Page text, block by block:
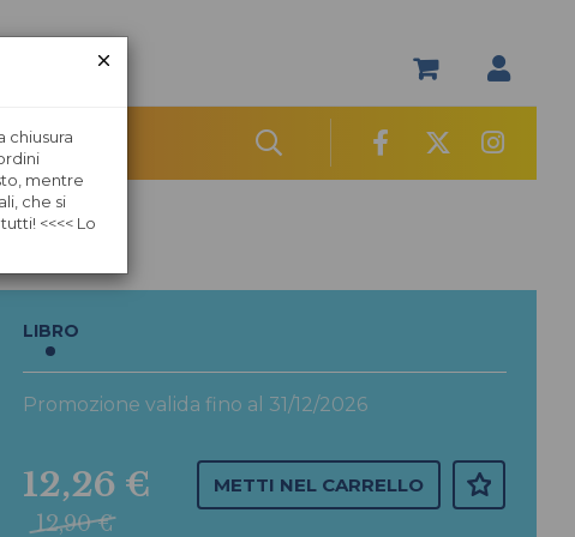
LIBRO
Promozione valida fino al 31/12/2026
12,90 €
12,26 € METTI NEL CARRELLO
chiusura
mentre
che si
<<<< Lo